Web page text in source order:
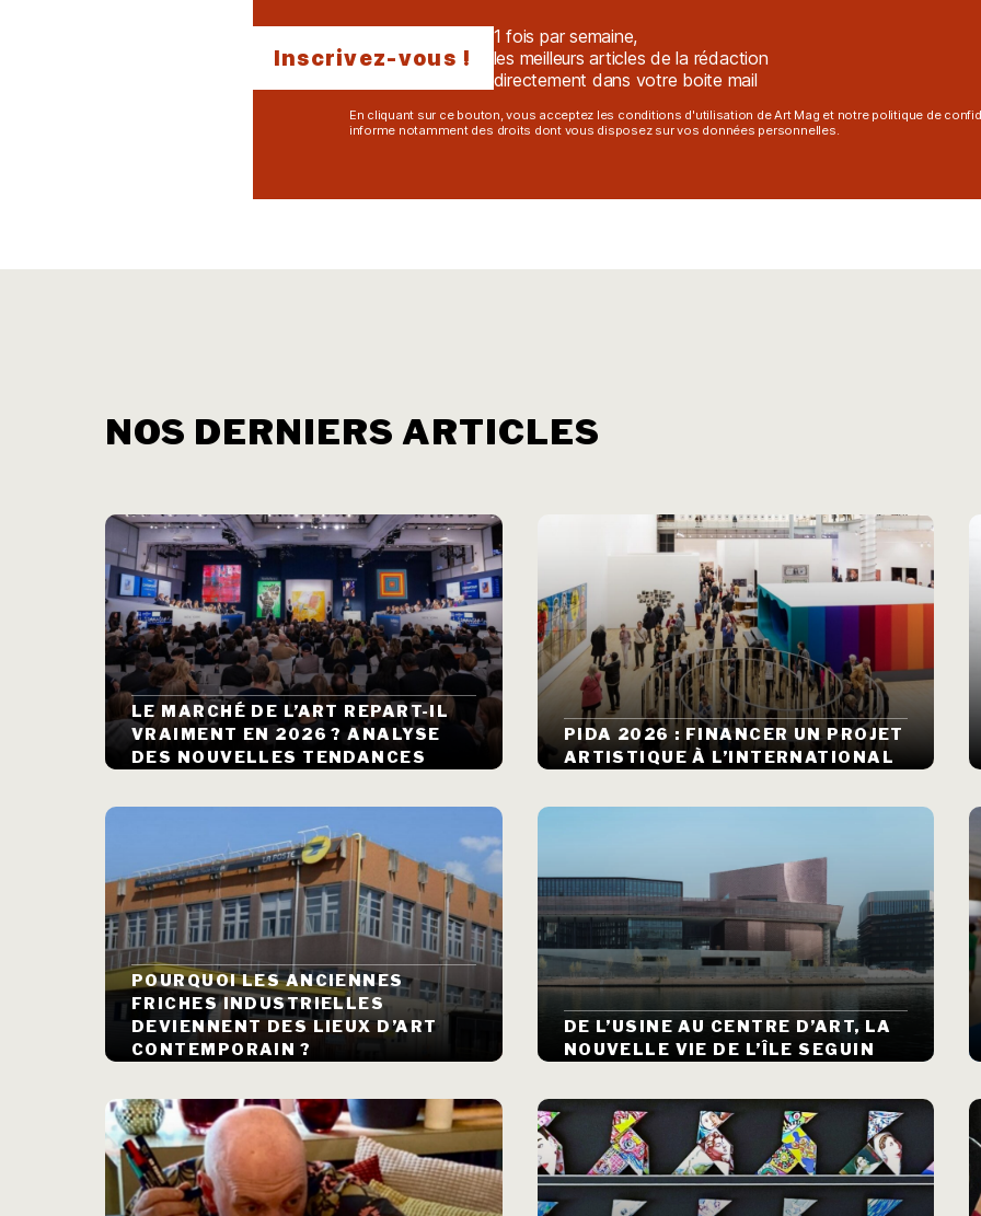
1 fois par semaine,
les meilleurs articles de la rédaction
directement dans votre boite mail
Inscrivez-vous !
En cliquant sur ce bouton, vous acceptez les conditions d'utilisation de Art Mag et notre politique de
informe notamment des droits dont vous disposez sur vos données personnelles.
NOS DERNIERS ARTICLES
LE MARCHÉ DE L’ART REPART-IL
VRAIMENT EN 2026 ? ANALYSE
DES NOUVELLES TENDANCES
PIDA 2026 : FINANCER UN PROJET
ARTISTIQUE À L’INTERNATIONAL
POURQUOI LES ANCIENNES
FRICHES INDUSTRIELLES
DEVIENNENT DES LIEUX D’ART
CONTEMPORAIN ?
DE L’USINE AU CENTRE D’ART, LA
NOUVELLE VIE DE L’ÎLE SEGUIN